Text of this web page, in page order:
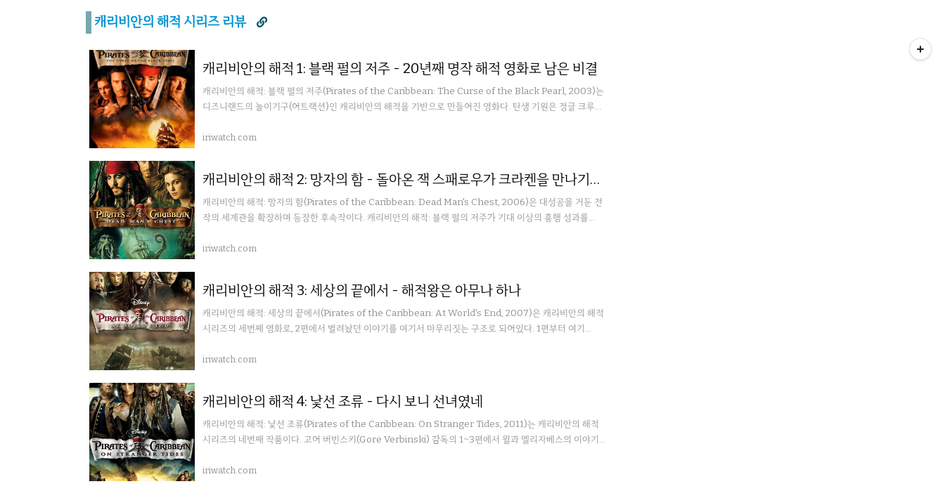
캐리비안의 해적 시리즈 리뷰 
캐리비안의 해적 1: 블랙 펄의 저주 - 20년째 명작 해적 영화로 남은 비결
캐리비안의 해적: 블랙 펄의 저주(Pirates of the Caribbean: The Curse of the Black Pearl, 2003)는
디즈니랜드의 놀이기구(어트랙션)인 캐리비안의 해적을 기반으로 만들어진 영화다. 탄생 기원은 정글 크루
iriwatch.com
캐리비안의 해적 2: 망자의 함 - 돌아온 잭 스패로우가 크라켄을 만나기까지
캐리비안의 해적: 망자의 함(Pirates of the Caribbean: Dead Man's Chest, 2006)은 대성공을 거둔 전
작의 세계관을 확장하며 등장한 후속작이다. 캐리비안의 해적: 블랙 펄의 저주가 기대 이상의 흥행 성과를...
iriwatch.com
캐리비안의 해적 3: 세상의 끝에서 - 해적왕은 아무나 하나
캐리비안의 해적: 세상의 끝에서(Pirates of the Caribbean: At World's End, 2007)은 캐리비안의 해적
시리즈의 세번째 영화로, 2편에서 벌려놨던 이야기를 여기서 마무리짓는 구조로 되어있다. 1편부터 여기...
iriwatch.com
캐리비안의 해적 4: 낯선 조류 - 다시 보니 선녀였네
캐리비안의 해적: 낯선 조류(Pirates of the Caribbean: On Stranger Tides, 2011)는 캐리비안의 해적
시리즈의 네번째 작품이다. 고어 버빈스키(Gore Verbinski) 감독의 1~3편에서 윌과 엘리자베스의 이야기가
iriwatch.com